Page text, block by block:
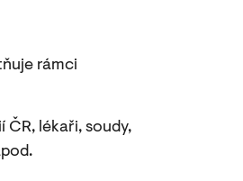
rámci
lékaři, soudy,